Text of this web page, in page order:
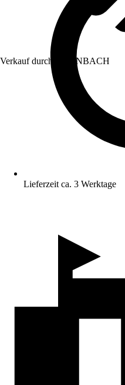
Verkauf durch: HORNBACH
Lieferzeit ca. 3 Werktage